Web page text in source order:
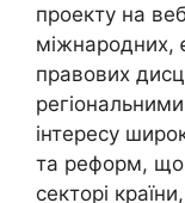
проекту на
міжнародних,
правових
інтересу
та реформ, що
секторі